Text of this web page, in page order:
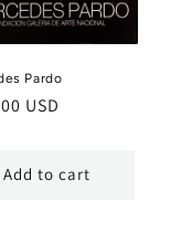
Pardo
USD
Add to cart